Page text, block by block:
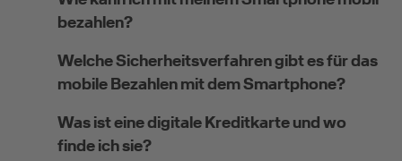
bezahlen?
Welche Sicherheitsverfahren gibt es für das
mobile Bezahlen mit dem Smartphone?
Was ist eine digitale Kreditkarte und wo
finde ich sie?